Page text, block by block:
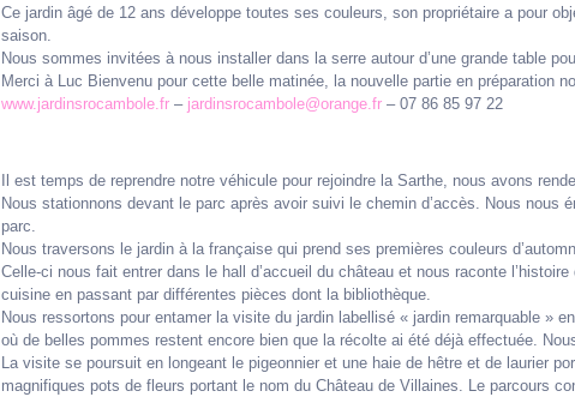
Ce jardin âgé de 12 ans développe toutes ses couleurs, son propriétaire a pour
saison.
Nous sommes invitées à nous installer dans la serre autour d’une grande table
Merci à Luc Bienvenu pour cette belle matinée, la nouvelle partie en préparation
www.jardinsrocambole.fr – jardinsrocambole@orange.fr – 07 86 85 97 22
Il est temps de reprendre notre véhicule pour rejoindre la Sarthe, nous avons
Nous stationnons devant le parc après avoir suivi le chemin d’accès. Nous
parc.
Nous traversons le jardin à la française qui prend ses premières couleurs
Celle-ci nous fait entrer dans le hall d’accueil du château et nous raconte
cuisine en passant par différentes pièces dont la bibliothèque.
Nous ressortons pour entamer la visite du jardin labellisé « jardin remarquable »
où de belles pommes restent encore bien que la récolte ai été déjà effectuée.
La visite se poursuit en longeant le pigeonnier et une haie de hêtre et de laurier
magnifiques pots de fleurs portant le nom du Château de Villaines. Le parcours